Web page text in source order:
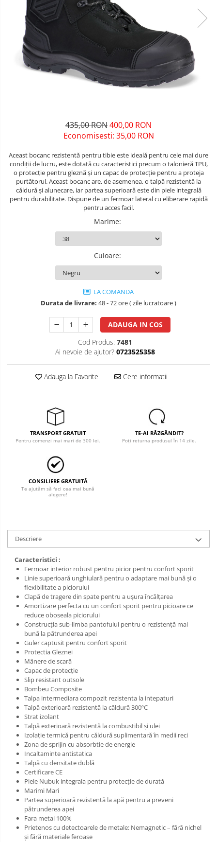
Unelte pentru masurat
Aparate de masura si detectie
Echere si compasuri
Nivele
Nivele laser
Rulete si metre
Iluminat si electrice
Masini de amestecat si vopsit
Masini de gaurit si insurubat
Masini de slefuit si rindeluit
Masini multifunctionale
Suflante aer cald si aspiratoare
Protecţie la pericole
Salopetă cu pieptar
Tricouri
Veste
îmbrăcăminte unică folosinţă
Industria Alimentară
Accesorii rezistente la flacără
Combinezoane
Hanorace
Jachete
Salopete cu pieptar
îmbrăcăminte pentru damă
Vizibilitate înalta hi-vis
îmbrăcăminte bucătari
îmbrăcăminte de lucru
înaltă vizibilitate hi-vis
Pantaloni scurti
Salopetă cu pieptar
435,00 RON400,00 RON
Economisesti: 35,00 RON
Aceast bocanc rezistentă pentru tibie este ideală pentru cele mai dure
condiții de lucru, este dotată cu caracteristici precum o talonieră TPU,
o protecție pentru gleznă și un capac de protecție pentru a proteja
purtătorul. Aceast bocanc are, de asemenea, o talpă rezistentă la
căldură și alunecare, iar partea superioară este din piele integrală
pentru durabilitate. Dispune de un fermoar lateral cu eliberare rapidă
pentru acces facil.
Marime:
Culoare:
LA COMANDA
Durata de livrare: 48 - 72 ore ( zile lucratoare )
ADAUGA IN COS
Cod Produs: 7481
Ai nevoie de ajutor? 0723525358
Adauga la Favorite Cere informatii
TRANSPORT GRATUIT
Pentru comenzi mai mari de 300 lei.
TE-AI RĂZGÂNDIT?
Poți returna produsul în 14 zile.
CONSILIERE GRATUITĂ
Te ajutăm să faci cea mai bună
alegere!
Descriere
Caracteristici :
Fermoar interior robust pentru picior pentru confort sporit
Linie superioară unghiulară pentru o adaptare mai bună și o
flexibilitate a piciorului
Clapă de tragere din spate pentru a ușura încălțarea
Amortizare perfecta cu un confort sporit pentru picioare ce
reduce oboseala piciorului
Construcția sub-limba pantofului pentru o rezistență mai
bună la pătrunderea apei
Guler captusit pentru confort sporit
Protectia Gleznei
Mânere de scară
Capac de protecție
Slip resistant outsole
Bombeu Composite
Talpa intermediara compozit rezistenta la intepaturi
Talpă exterioară rezistentă la căldură 300ºC
Strat izolant
Talpă exterioară rezistentă la combustibil și ulei
Izolație termică pentru căldură suplimentară în medii reci
Zona de sprijin cu absorbtie de energie
Incaltaminte antistatica
Talpă cu densitate dublă
Certificare CE
Piele Nubuk integrala pentru protecție de durată
Marimi Mari
Partea superioară rezistentă la apă pentru a preveni
pătrunderea apei
Fara metal 100%
Prietenos cu detectoarele de metale: Nemagnetic – fără nichel
și fără materiale feroase